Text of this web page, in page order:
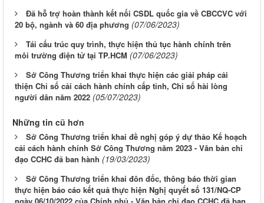
Đã hỗ trợ hoàn thành kết nối CSDL quốc gia về CBCCVC với
20 bộ, ngành và 60 địa phương (07/06/2023)
Tái cấu trúc quy trình, thực hiện thủ tục hành chính trên
môi trường điện tử tại TP.HCM (07/06/2023)
Sở Công Thương triển khai thực hiện các giải pháp cải
thiện Chỉ số cải cách hành chính cấp tỉnh, Chỉ số hài lòng
người dân năm 2022 (05/07/2023)
Những tin cũ hơn
Sở Công Thương triển khai đề nghị góp ý dự thảo Kế hoạch
cải cách hành chính Sở Công Thương năm 2023 - Văn bản chỉ
đạo CCHC đã ban hành (19/03/2023)
Sở Công Thương triển khai đôn đốc, thông báo thời gian
thực hiện báo cáo kết quả thực hiện Nghị quyết số 131/NQ-CP
ngày 06/10/2022 của Chính phủ - Văn bản chỉ đạo CCHC đã ban